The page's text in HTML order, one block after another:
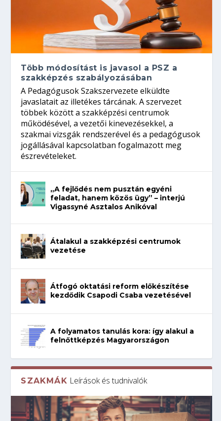
Több módosítást is javasol a PSZ a
szakképzés szabályozásában
A Pedagógusok Szakszervezete elküldte
javaslatait az illetékes tárcának. A szervezet
többek között a szakképzési centrumok
működésével, a vezetői kinevezésekkel, a
szakmai vizsgák rendszerével és a pedagógusok
jogállásával kapcsolatban fogalmazott meg
észrevételeket.
„A fejlődés nem pusztán egyéni
feladat, hanem közös ügy” – interjú
Vigassyné Asztalos Anikóval
Átalakul a szakképzési centrumok
vezetése
Átfogó oktatási reform előkészítése
kezdődik Csapodi Csaba vezetésével
A folyamatos tanulás kora: így alakul a
felnőttképzés Magyarországon
SZAKMÁK Leírások és tudnivalók